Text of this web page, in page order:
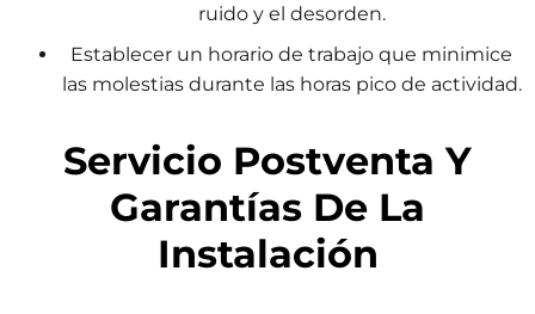
ruido y el desorden.
Establecer un horario de trabajo que minimice
las molestias durante las horas pico de actividad.
Servicio Postventa Y
Garantías De La
Instalación